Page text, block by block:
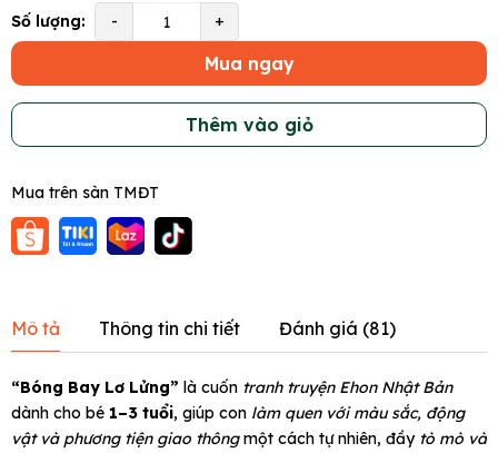
Số lượng: - +
Mua ngay
Thêm vào giỏ
Mua trên sàn TMĐT
Mô tả Thông tin chi tiết Đánh giá (81)
“Bóng Bay Lơ Lửng” là cuốn tranh truyện Ehon Nhật Bản
dành cho bé 1–3 tuổi, giúp con làm quen với màu sắc, động
vật và phương tiện giao thôngmột cách tự nhiên, đầy tò mò và